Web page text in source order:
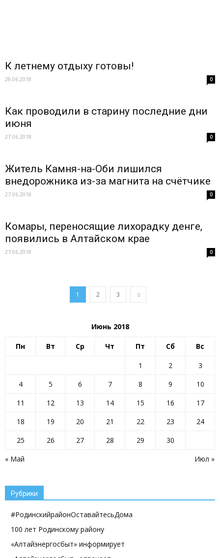
К летнему отдыху готовы!
28.06.2018 0
Как проводили в старину последние дни
июня
27.06.2018 0
Житель Камня-на-Оби лишился
внедорожника из-за магнита на счётчике
27.06.2018 0
Комары, переносящие лихорадку денге,
появились в Алтайском крае
27.06.2018 0
1 2 3
Июнь 2018
Пн Вт Ср Чт Пт Сб Вс
« Май Июл »
1 2
3
4
5 6 7 8 9
10
11
12 13 14 15 16
17
18
19 20 21 22 23
24
25
26 27 28 29 30
Рубрики
#РодинскийрайонОставайтесьДома
100 лет Родинскому району
«Алтайэнергосбыт» информирует